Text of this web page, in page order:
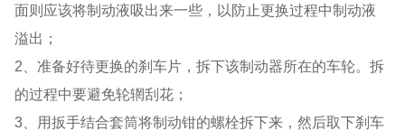
面则应该将制动液吸出来一些，以防止更换过程中制动液
溢出；
2、准备好待更换的刹车片，拆下该制动器所在的车轮。拆
的过程中要避免轮辋刮花；
3、用扳手结合套筒将制动钳的螺栓拆下来，然后取下刹车